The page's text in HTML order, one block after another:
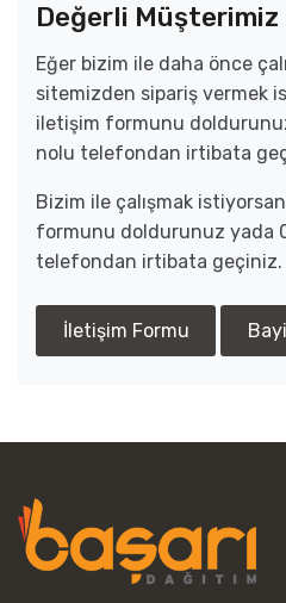
Değerli Müşterimiz
Eğer bizim ile daha önce
sitemizden sipariş vermek
iletişim formunu
nolu telefondan irtibata
Bizim ile çalışmak
formunu doldurunuz yada
telefondan irtibata geçiniz.
İletişim Formu